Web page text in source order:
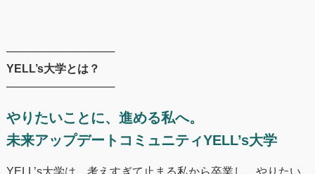
──────────────
YELL’s大学とは？
──────────────
やりたいことに、進める私へ。
未来アップデートコミュニティYELL’s大学
YELL’s大学は、考えすぎて止まる私から卒業し、やりたい